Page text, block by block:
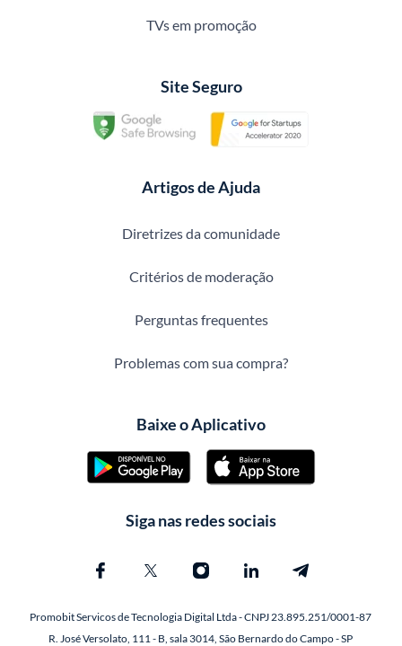
TVs em promoção
Site Seguro
Artigos de Ajuda
Diretrizes da comunidade
Critérios de moderação
Perguntas frequentes
Problemas com sua compra?
Baixe o Aplicativo
Siga nas redes sociais
Promobit Servicos de Tecnologia Digital Ltda - CNPJ 23.895.251/0001-87
R. José Versolato, 111 - B, sala 3014, São Bernardo do Campo - SP